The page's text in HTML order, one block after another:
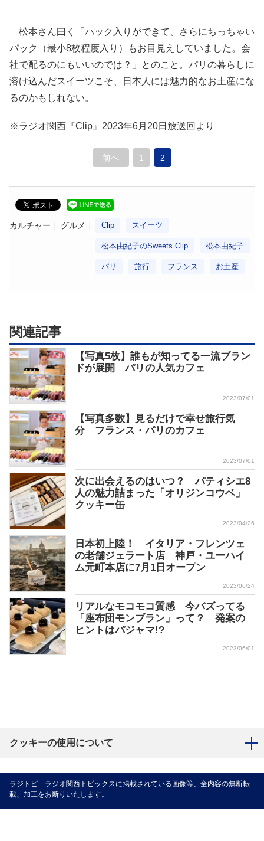
松本さん曰く「パック入りができて、さらにちっちゃい
パック（最小8枚程度入り）もお目見えしていました。会
社で配るのにもいいのでは？」とのこと。パリの暮らしに
溶け込んだスイーツこそ、日本人には魅力的なお土産にな
るのかもしれない。
※ラジオ関西『Clip』2023年6月20日放送回より
前へ 1 2
カルチャー グルメ Clip スイーツ
松本由紀子のSweets Clip 松本由紀子
パリ 旅行 フランス お土産
関連記事
【写真5枚】誰もが知ってる一流ブラン
ドが展開 パリの人気カフェ
2023/07/01
【写真多数】見るだけで幸せ旅行気
分 フランス・パリのカフェ
2023/07/01
次に出会えるのはいつ？ パティシエ8
人の魅力詰まった「オリジンコウベ」
クッキー缶
2023/04/26
日本初上陸！ イタリア・フレンツェ
の老舗ジェラート店 神戸・ユーハイ
ム元町本店に7月1日オープン
2023/06/24
リアルなモコモコ質感 今バズってる
「座布団モンブラン」って？ 発案の
ヒントはパジャマ!?
2023/06/01
クッキーの使用について
ラジトピ ラジオ関西トピックスに掲載されている画像等、全内容の無断転
載、加工をお断りいたします。